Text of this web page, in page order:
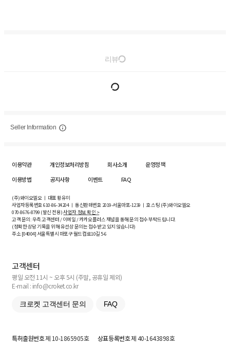
리뷰
Seller Information
이용약관 개인정보처리방침 회사소개
운영정책
이용방법
공지사항 이벤트 FAQ
(주)와이오엘오 ㅣ 대표 황유미
사업자등록번호610-86-34204ㅣ 통신판매번호 2019-서울마포-1239 ㅣ 호스팅 (주)와이오엘오
070-8676-8799 (발신 전용)사업자 정보 확인 >
고객 문의: 우측 고객센터 / 이메일 / 카카오플러스 채널을 통해 문의 접수 부탁드립니다.
(정확한 상담 기록을 위해 유선상 문의는 접수받고 있지 않습니다)
주소 [04004] 서울특별시 마포구 월드컵로10길5-6
고객센터
평일 오전 11시 ~ 오후 5시 (주말, 공휴일 제외)
E-mail : info@croket.co.kr
크로켓 고객센터 문의 FAQ
특허출원번호제 10-1865905호 상표등록번호제 40-1643898호